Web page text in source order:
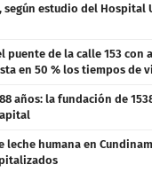
según estudio del Hospital
puente de la calle 153 con
en 50 % los tiempos de
años: la fundación de
leche humana en